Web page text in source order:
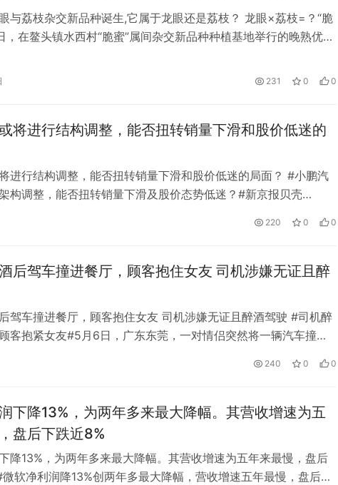
与荔枝杂交新品种诞生,它属于龙眼还是荔枝？ 龙眼×荔枝=？“脆
，在鳌头镇水西村“脆蜜”属间杂交新品种种植基地举行的晚熟优质
据育种团队负责人、华南农业大学园艺学院教授刘成明介绍，“脆
231 0 0
将进行结构调整，能否扭转销量下滑和股价低迷的
进行结构调整，能否扭转销量下滑和股价低迷的局面？ #小鹏汽
构调整，能否扭转销量下滑及股价态势低迷？#新京报贝壳
近日连续多日主持公司管理层会议，并于10月21日晚间全体员工发
220 0 0
后驾车撞进餐厅，顾客抱住女友 司机涉嫌无证且醉
驾车撞进餐厅，顾客抱住女友 司机涉嫌无证且醉酒驾驶 #司机醉
客抱紧女友#5月6日，广东东莞，一对情侣突然将一辆汽车撞向
幸运的是，汽车在他们后面停下了。 男子回应车撞店瞬间抱住女友:
240 0 0
下降13%，为两年多来最大降幅。其营收增速为五
盘后下跌近8%
降13%，为两年多来最大降幅。其营收增速为五年来最慢，盘后
软净利润降13%创两年多最大降幅，营收增速五年最慢，盘后跌